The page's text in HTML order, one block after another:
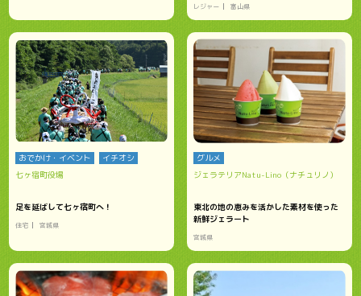
レジャー 富山県
おでかけ・イベント
イチオシ
七ヶ宿町役場
足を延ばして七ヶ宿町へ！
住宅 宮城県
グルメ
ジェラテリアNatu-Lino（ナチュリノ）
東北の地の恵みを活かした素材を使った
新鮮ジェラート
宮城県